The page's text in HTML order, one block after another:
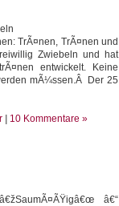
TrÃ¤nen, TrÃ¤nen und
Zwiebeln und hat
entwickelt. Keine
mÃ¼ssen.Â Der 25
10 Kommentare »
â€“